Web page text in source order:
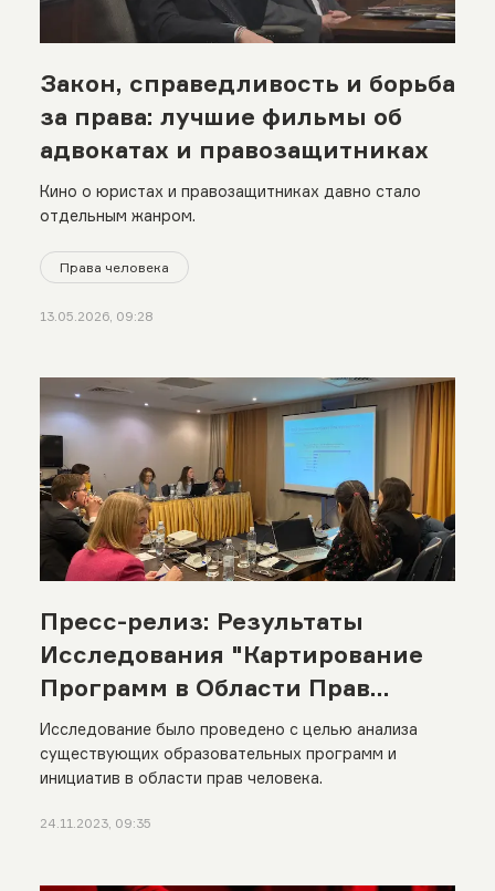
Закон, справедливость и борьба
за права: лучшие фильмы об
адвокатах и правозащитниках
Кино о юристах и правозащитниках давно стало
отдельным жанром.
Права человека
13.05.2026, 09:28
Пресс-релиз: Результаты
Исследования "Картирование
Программ в Области Прав
Человека в Казахстане"
Исследование было проведено с целью анализа
существующих образовательных программ и
инициатив в области прав человека.
24.11.2023, 09:35